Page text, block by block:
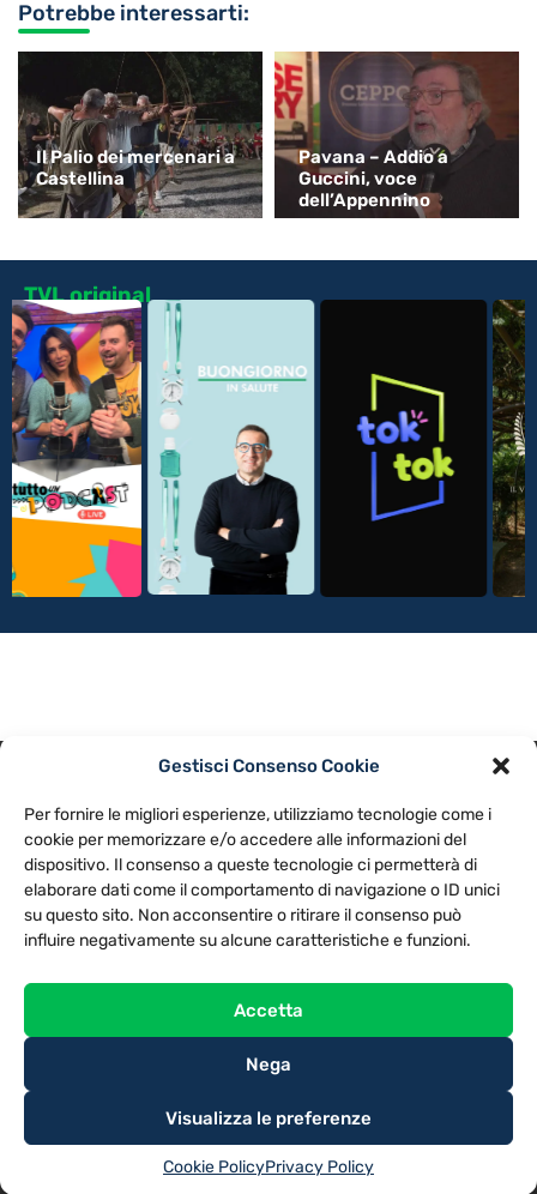
Gestisci Consenso Cookie
Per fornire le migliori esperienze, utilizziamo tecnologie come i
cookie per memorizzare e/o accedere alle informazioni del
dispositivo. Il consenso a queste tecnologie ci permetterà di
elaborare dati come il comportamento di navigazione o ID unici
su questo sito. Non acconsentire o ritirare il consenso può
influire negativamente su alcune caratteristiche e funzioni.
Accetta
Nega
Visualizza le preferenze
Cookie PolicyPrivacy Policy
Potrebbe interessarti:
Il Palio dei mercenari a
Castellina
Pavana – Addio a
Guccini, voce
dell’Appennino
TVL original
NOTE LEGALI
CONTATTACI PREFERENZE
TV LIBERA S.P.A.
Via Monteleonese 95/21 – 51100 Pistoia (PT)
Tel. 0573.9136 / Fax 0573.913615